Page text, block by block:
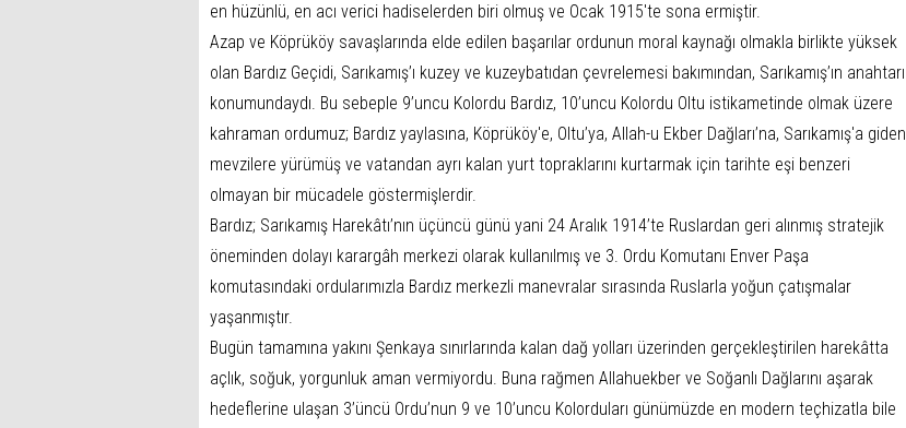
en hüzünlü, en acı verici hadiselerden biri olmuş ve Ocak 1915'te sona ermiştir.
Azap ve Köprüköy savaşlarında elde edilen başarılar ordunun moral kaynağı olmakla birlikte yüksek
olan Bardız Geçidi, Sarıkamış’ı kuzey ve kuzeybatıdan çevrelemesi bakımından, Sarıkamış’ın anahtarı
konumundaydı. Bu sebeple 9’uncu Kolordu Bardız, 10’uncu Kolordu Oltu istikametinde olmak üzere
kahraman ordumuz; Bardız yaylasına, Köprüköy'e, Oltu’ya, Allah-u Ekber Dağları’na, Sarıkamış'a giden
mevzilere yürümüş ve vatandan ayrı kalan yurt topraklarını kurtarmak için tarihte eşi benzeri
olmayan bir mücadele göstermişlerdir.
Bardız; Sarıkamış Harekâtı’nın üçüncü günü yani 24 Aralık 1914’te Ruslardan geri alınmış stratejik
öneminden dolayı karargâh merkezi olarak kullanılmış ve 3. Ordu Komutanı Enver Paşa
komutasındaki ordularımızla Bardız merkezli manevralar sırasında Ruslarla yoğun çatışmalar
yaşanmıştır.
Bugün tamamına yakını Şenkaya sınırlarında kalan dağ yolları üzerinden gerçekleştirilen harekâtta
açlık, soğuk, yorgunluk aman vermiyordu. Buna rağmen Allahuekber ve Soğanlı Dağlarını aşarak
hedeflerine ulaşan 3’üncü Ordu’nun 9 ve 10’uncu Kolorduları günümüzde en modern teçhizatla bile